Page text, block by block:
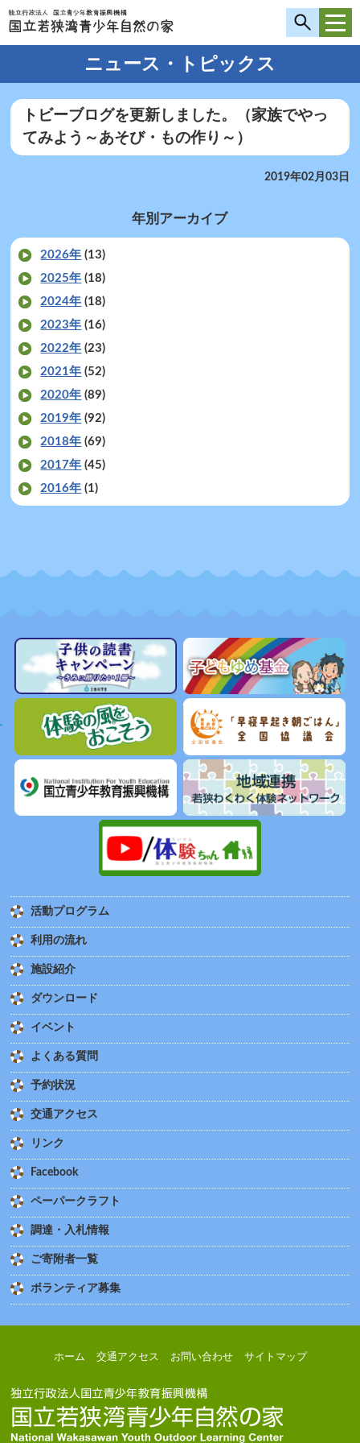
ニュース・トピックス
トビーブログを更新しました。（家族でやっ
てみよう～あそび・もの作り～）
2019年02月03日
年別アーカイブ
2026年 (13)
2025年 (18)
2024年 (18)
2023年 (16)
2022年 (23)
2021年 (52)
2020年 (89)
2019年 (92)
2018年 (69)
2017年 (45)
2016年 (1)
活動プログラム
利用の流れ
施設紹介
ダウンロード
イベント
よくある質問
予約状況
交通アクセス
リンク
Facebook
ペーパークラフト
調達・入札情報
ご寄附者一覧
ボランティア募集
ホーム 交通アクセス お問い合わせ サイトマップ